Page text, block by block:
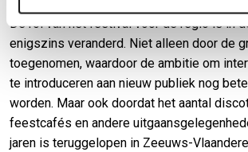
De rol van het festival voor de regio is in
enigszins veranderd. Niet alleen door de
toegenomen, waardoor de ambitie om
te introduceren aan nieuw publiek nog
worden. Maar ook doordat het aantal
feestcafés en andere
jaren is teruggelopen in Zeeuws-